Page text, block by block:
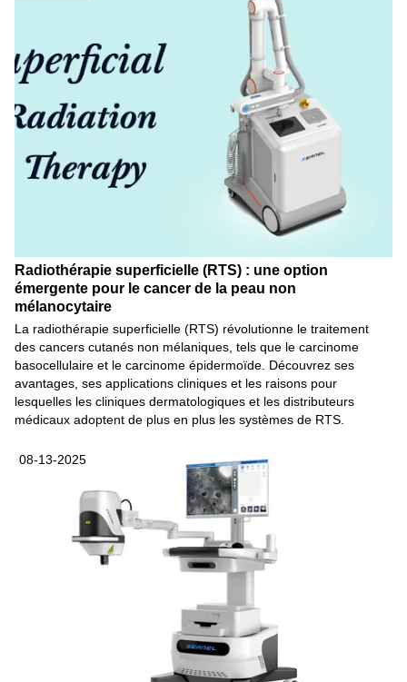
Radiothérapie superficielle (RTS) : une option
émergente pour le cancer de la peau non
mélanocytaire
La radiothérapie superficielle (RTS) révolutionne le traitement
des cancers cutanés non mélaniques, tels que le carcinome
basocellulaire et le carcinome épidermoïde. Découvrez ses
avantages, ses applications cliniques et les raisons pour
lesquelles les cliniques dermatologiques et les distributeurs
médicaux adoptent de plus en plus les systèmes de RTS.
08-13-2025